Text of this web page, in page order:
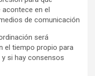
en el
de comunicación
será
el tiempo propio para
si hay consensos